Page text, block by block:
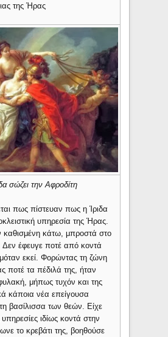
της Ήρας
σώζει την Αφροδίτη
πως πίστευαν πως η Ίριδα
υπηρεσία της Ήρας.
καθισμένη κάτω, μπροστά στο
Δεν έφευγε ποτέ από κοντά
εκεί. Φορώντας τη ζώνη
ποτέ τα πέδιλά της, ήταν
μήπως τυχόν και της
κάποια νέα επείγουσα
βασίλισσα των θεών. Είχε
ιδίως κοντά στην
το κρεβάτι της, βοηθούσε